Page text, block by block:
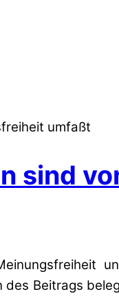
umfaßt
sind
Beitrags